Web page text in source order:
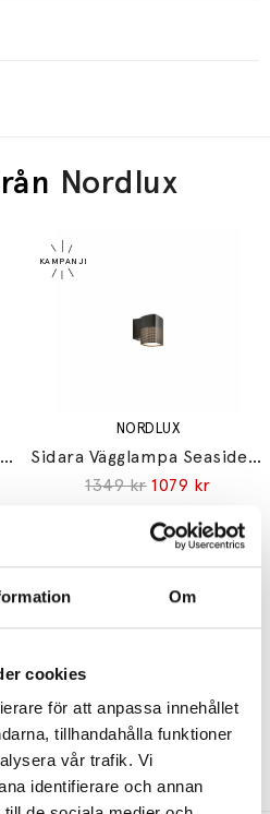
Om
cookies
för att anpassa innehållet
tillhandahålla funktioner
vår trafik. Vi
identifierare och annan
Nordlux
Jim To-Go Portabel Bordslampa Blå
NORDLUX
Sidara Vägglampa Seaside Svart
1349 kr 1079 kr
Sponge To-Go 20 Portabel Bordslampa Svart/Opal
NORDLUX
649 kr